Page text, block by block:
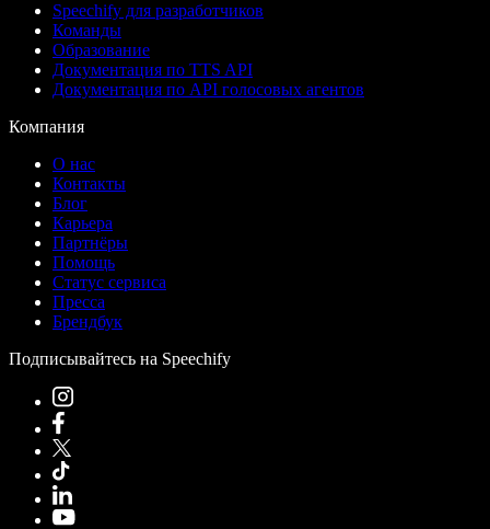
Speechify для разработчиков
Команды
Образование
Документация по TTS API
Документация по API голосовых агентов
Компания
О нас
Контакты
Блог
Карьера
Партнёры
Помощь
Статус сервиса
Пресса
Брендбук
Подписывайтесь на Speechify